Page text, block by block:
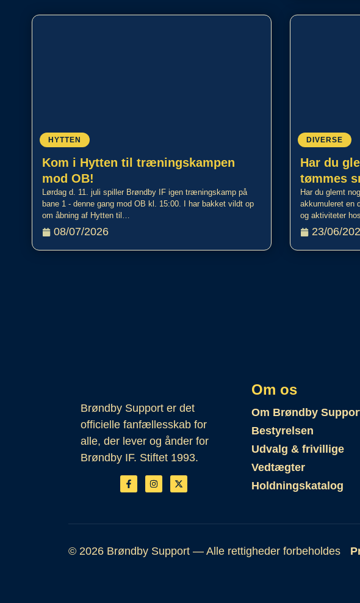
HYTTEN
Kom i Hytten til træningskampen
mod OB!
Lørdag d. 11. juli spiller Brøndby IF igen træningskamp på
bane 1 - denne gang mod OB kl. 15:00. I har bakket vildt op
om åbning af Hytten til…
08/07/2026
DIVERSE
Har du
tømmes
Har du glemt
akkumuleret en
og aktiviteter
23/06/
Brøndby Support er det
officielle fanfællesskab for
alle, der lever og ånder for
Brøndby IF. Stiftet 1993.
Om os
Om Brøndby
Bestyrelsen
Udvalg & frivillige
Vedtægter
Holdningskatalog
© 2026 Brøndby Support — Alle rettigheder forbeholdes